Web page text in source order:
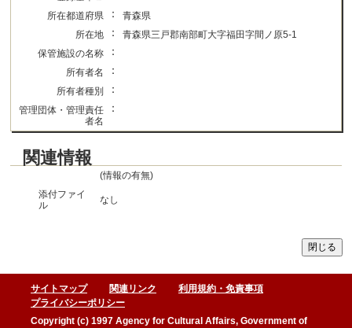
所在都道府県 ：
青森県
所在地
：
青森県三戸郡南部町大字福田字間ノ原5-1
保管施設の名称
：
所有者名 ：
所有者種別 ：
管理団体・管理責任
者名
：
関連情報
(情報の有無)
添付ファイ
ル
なし
サイトマップ 関連リンク
利用規約・免責事項
プライバシーポリシー
Copyright (c) 1997 Agency for Cultural Affairs, Government of